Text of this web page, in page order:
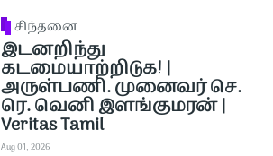
சிந்தனை
இடனறிந்து
கடமையாற்றிடுக! |
அருள்பணி. முனைவர் செ.
ரெ. வெனி இளங்குமரன் |
Veritas Tamil
Aug 01, 2026